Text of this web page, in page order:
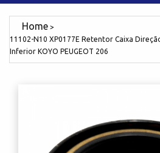
11102-N10 XP0177E Retentor Caixa
Inferior KOYO PEUGEOT 206